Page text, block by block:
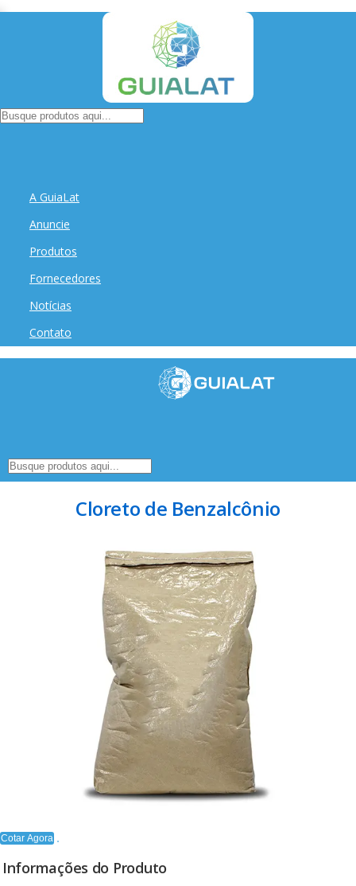
A GuiaLat
Anuncie
Produtos
Fornecedores
Notícias
Contato
Cloreto de Benzalcônio
Cotar Agora
Informações do Produto